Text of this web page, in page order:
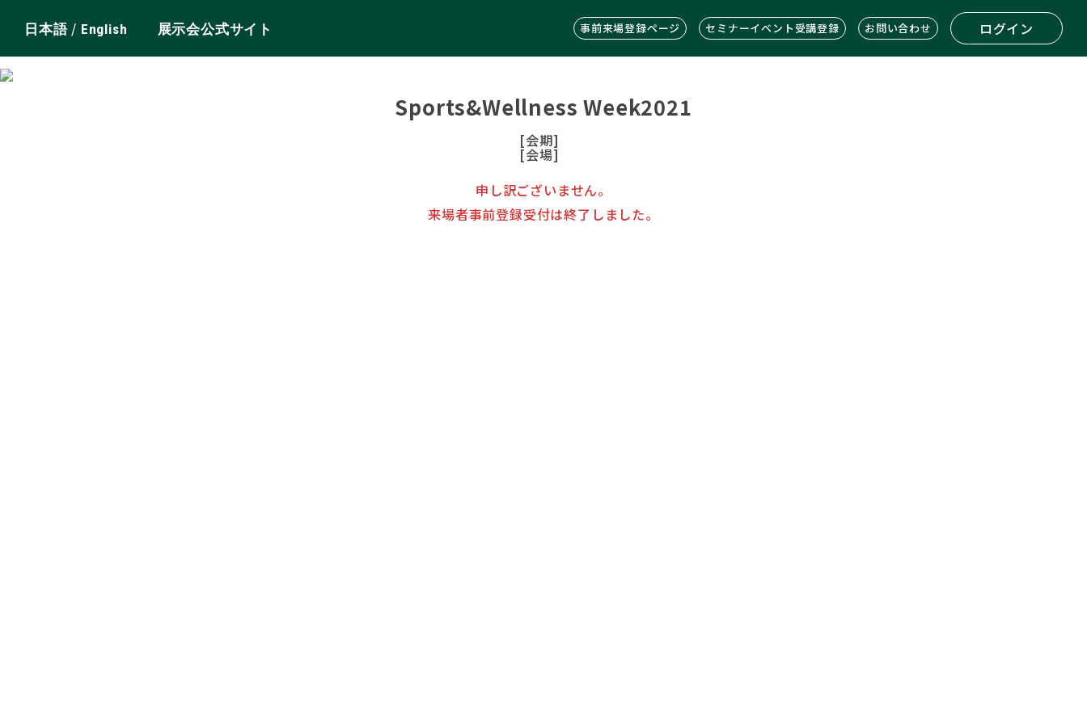
日本語/ English 展示会公式サイト 事前来場登録ページ セミナーイベント受講登録 お問い合わせ ログイン
Sports&Wellness Week2021
[会期]
[会場]
申し訳ございません。
来場者事前登録受付は終了しました。